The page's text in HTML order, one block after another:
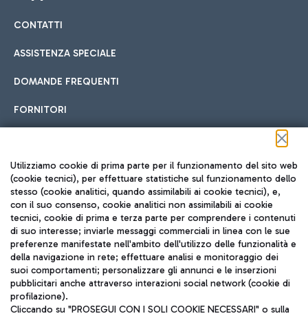
Cucina Internazionale
Fast Food
Hotel in aeroporto
Scegli l'alloggio più adatto e approfitta della vicinanza
all'aeroporto.
Car sharing
Con il Car Sharing è ancora più facile spostarsi
Treno
Raggiungi velocemente l'aeroporto di Fiumicino da Roma
tramite i servizi ferroviari Trenitalia.
CONTATTI
ASSISTENZA SPECIALE
DOMANDE FREQUENTI
FORNITORI
Seguici sui social
TRAVEL JOURNAL
ITA
Utilizziamo cookie di prima parte per il funzionamento del sito web
(cookie tecnici), per effettuare statistiche sul funzionamento dello
stesso (cookie analitici, quando assimilabili ai cookie tecnici), e,
con il suo consenso, cookie analitici non assimilabili ai cookie
tecnici, cookie di prima e terza parte per comprendere i contenuti
di suo interesse; inviarle messaggi commerciali in linea con le sue
preferenze manifestate nell'ambito dell'utilizzo delle funzionalità e
della navigazione in rete; effettuare analisi e monitoraggio dei
suoi comportamenti; personalizzare gli annunci e le inserzioni
pubblicitari anche attraverso interazioni social network (cookie di
profilazione).
Cliccando su "PROSEGUI CON I SOLI COOKIE NECESSARI" o sulla